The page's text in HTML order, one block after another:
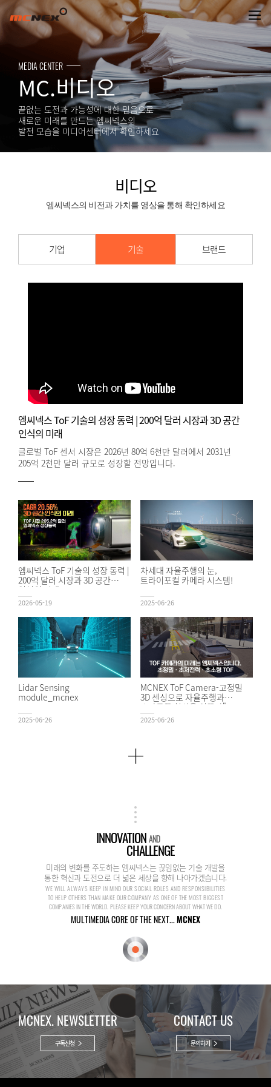
비디오
MEDIA CENTER
MC.비디오
끝없는 도전과 가능성에 대한 믿음으로
새로운 미래를 만드는 엠씨넥스의
발전 모습을 미디어센터에서 확인하세요
비디오
엠씨넥스의 비전과 가치를 영상을 통해 확인하세요
기업 기술 브랜드
엠씨넥스 ToF 기술의 성장 동력 | 200억 달러 시장과 3D 공간
인식의 미래
글로벌 ToF 센서 시장은 2026년 80억 6천만 달러에서 2031년
205억 2천만 달러 규모로 성장할 전망입니다.
엠씨넥스 ToF 기술의 성장 동력 |
200억 달러 시장과 3D 공간
인식의 미래
2026-05-19
차세대 자율주행의 눈,
트라이포컬 카메라 시스템!
2025-06-26
Lidar Sensing
module_mcnex
2025-06-26
MCNEX ToF Camera-고정밀
3D 센싱으로 자율주행과
스마트폰 혁신을 이끌다"
2025-06-26
INNOVATIONAND
CHALLENGE
미래의 변화를 주도하는 엠씨넥스는 끊임없는 기술 개발을
통한 혁신과 도전으로 더 넓은 세상을 향해 나아가겠습니다.
WE WILL ALWAYS KEEP IN MIND OUR SOCIAL ROLES AND RESPONSIBILITIES
TO HELP OTHERS THAN MAKE OUR COMPANY AS ONE OF THE MOST BIGGEST
COMPANIES IN THE WORLD. PLEASE KEEP YOUR CONCERN ABOUT WHAT WE DO.
MULTIMEDIA CORE OF THE NEXT...MCNEX
MCNEX. NEWSLETTER
구독신청
CONTACT US
문의하기